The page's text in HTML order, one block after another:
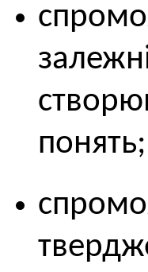
понять;